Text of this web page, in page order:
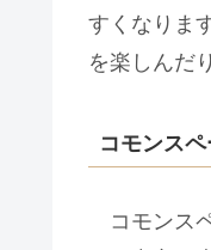
すくなりま
を楽しんだ
コモンス
コモンス